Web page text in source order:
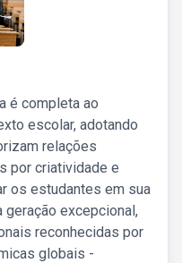
é completa ao
escolar, adotando
relações
por criatividade e
os estudantes em sua
geração excepcional,
reconhecidas por
globais -